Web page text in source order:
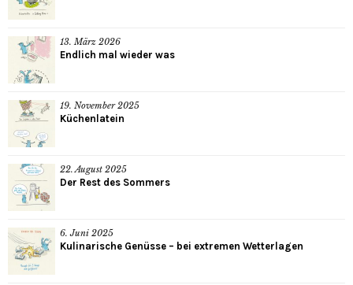
13. März 2026
Endlich mal wieder was
19. November 2025
Küchenlatein
22. August 2025
Der Rest des Sommers
6. Juni 2025
Kulinarische Genüsse – bei extremen Wetterlagen